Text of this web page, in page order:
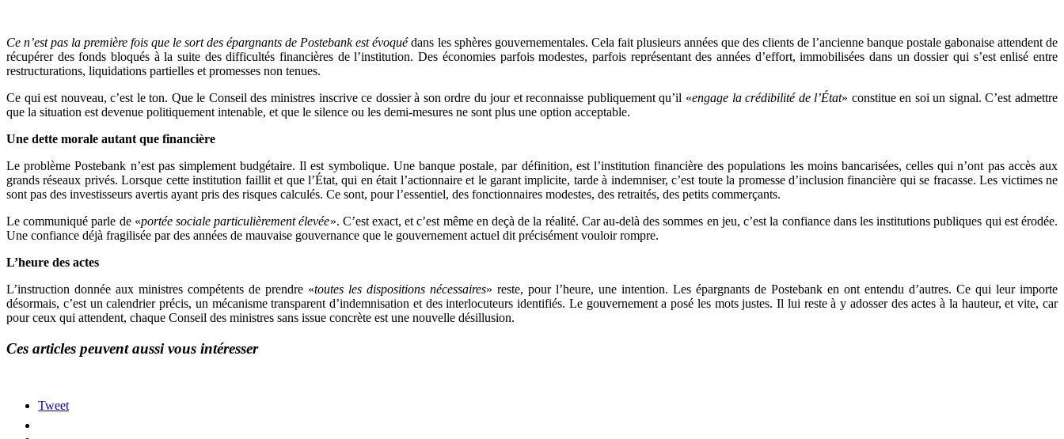
Ce n’est pas la première fois que le sort des épargnants de Postebank est évoquédans les sphères gouvernementales. Cela fait plusieurs années que des clients de l’ancienne banque postale gabonaise attendent de
récupérer des fonds bloqués à la suite des difficultés financières de l’institution. Des économies parfois modestes, parfois représentant des années d’effort, immobilisées dans un dossier qui s’est enlisé entre
restructurations, liquidations partielles et promesses non tenues.
Ce qui est nouveau, c’est le ton. Que le Conseil des ministres inscrive ce dossier à son ordre du jour et reconnaisse publiquement qu’il «engage la crédibilité de l’État» constitue en soi un signal. C’est admettre
que la situation est devenue politiquement intenable, et que le silence ou les demi-mesures ne sont plus une option acceptable.
Une dette morale autant que financière
Le problème Postebank n’est pas simplement budgétaire. Il est symbolique. Une banque postale, par définition, est l’institution financière des populations les moins bancarisées, celles qui n’ont pas accès aux
grands réseaux privés. Lorsque cette institution faillit et que l’État, qui en était l’actionnaire et le garant implicite, tarde à indemniser, c’est toute la promesse d’inclusion financière qui se fracasse. Les victimes ne
sont pas des investisseurs avertis ayant pris des risques calculés. Ce sont, pour l’essentiel, des fonctionnaires modestes, des retraités, des petits commerçants.
Le communiqué parle de «portée sociale particulièrement élevée». C’est exact, et c’est même en deçà de la réalité. Car au-delà des sommes en jeu, c’est la confiance dans les institutions publiques qui est érodée.
Une confiance déjà fragilisée par des années de mauvaise gouvernance que le gouvernement actuel dit précisément vouloir rompre.
L’heure des actes
L’instruction donnée aux ministres compétents de prendre «toutes les dispositions nécessaires» reste, pour l’heure, une intention. Les épargnants de Postebank en ont entendu d’autres. Ce qui leur importe
désormais, c’est un calendrier précis, un mécanisme transparent d’indemnisation et des interlocuteurs identifiés. Le gouvernement a posé les mots justes. Il lui reste à y adosser des actes à la hauteur, et vite, car
pour ceux qui attendent, chaque Conseil des ministres sans issue concrète est une nouvelle désillusion.
Ces articles peuvent aussi vous intéresser
Tweet